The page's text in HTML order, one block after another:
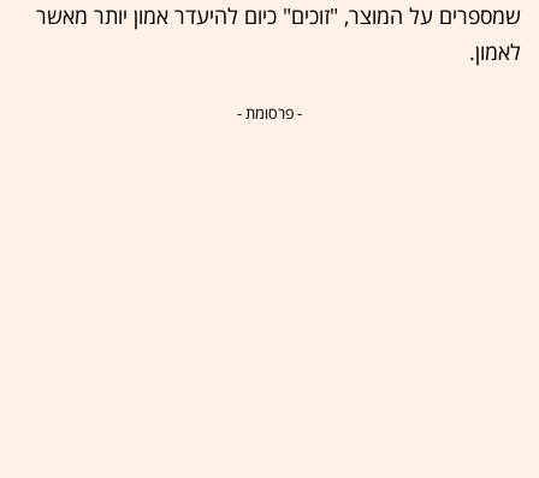
שמספרים על המוצר, "זוכים" כיום להיעדר אמון יותר מאשר
לאמון.
- פרסומת -